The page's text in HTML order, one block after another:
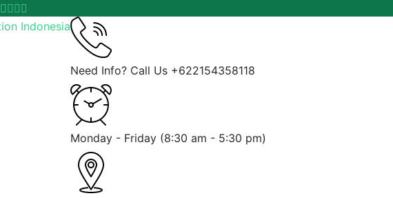
Need Info? Call Us +622154358118
Monday - Friday (8:30 am - 5:30 pm)